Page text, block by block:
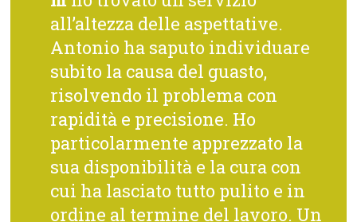
all’altezza delle aspettative.
Antonio ha saputo individuare
subito la causa del guasto,
risolvendo il problema con
rapidità e precisione. Ho
particolarmente apprezzato la
sua disponibilità e la cura con
cui ha lasciato tutto pulito e in
ordine al termine del lavoro. Un